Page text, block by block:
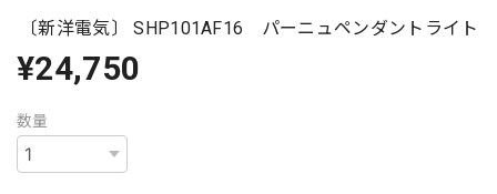
〔新洋電気〕 SHP101AF16 パーニュペンダントライト
¥24,750
数量